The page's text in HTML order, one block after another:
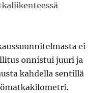
ei
onnistui juuri ja
kahdella sentillä